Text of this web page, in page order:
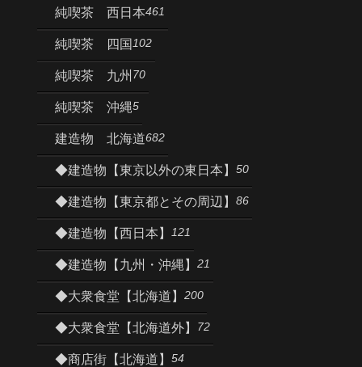
純喫茶 西日本461
純喫茶 四国 102
純喫茶 九州 70
純喫茶 沖縄5
建造物 北海道682
◆建造物【東京以外の東日本】 50
◆建造物【東京都とその周辺】 86
◆建造物【西日本】 121
◆建造物【九州・沖縄】 21
◆大衆食堂【北海道】 200
◆大衆食堂【北海道外】 72
◆商店街【北海道】 54